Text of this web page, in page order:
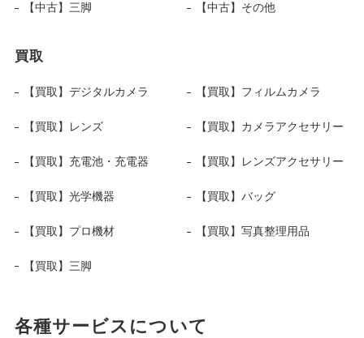
【中古】三脚 【中古】その他
買取
【買取】デジタルカメラ 【買取】フィルムカメラ
【買取】レンズ 【買取】カメラアクセサリー
【買取】充電池・充電器 【買取】レンズアクセサリー
【買取】光学機器 【買取】バッグ
【買取】プロ機材 【買取】写真整理用品
【買取】三脚
各種サービスについて